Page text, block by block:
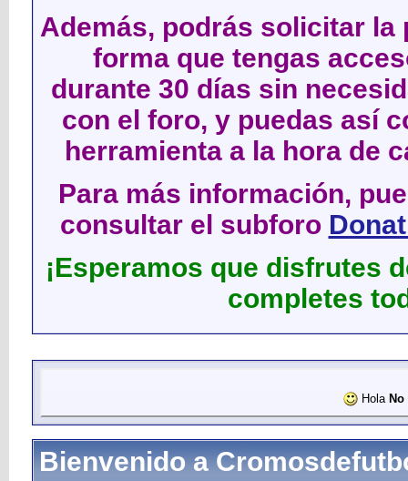
Además, podrás solicitar
forma que tengas
durante 30 días sin
con el foro, y puedas así
herramienta a la hora de
Para más información,
consultar el subforo
¡Esperamos que disfrutes
completes
Hola No
Bienvenido a